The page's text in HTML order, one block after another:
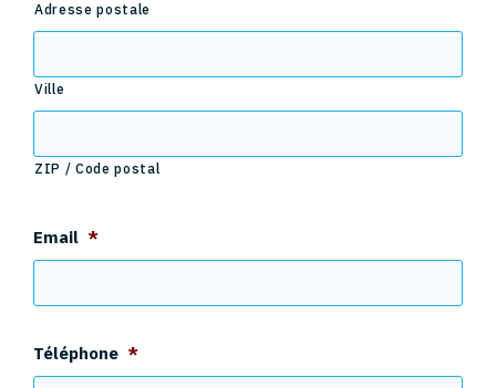
Adresse postale
Ville
ZIP / Code postal
Email *
Téléphone *